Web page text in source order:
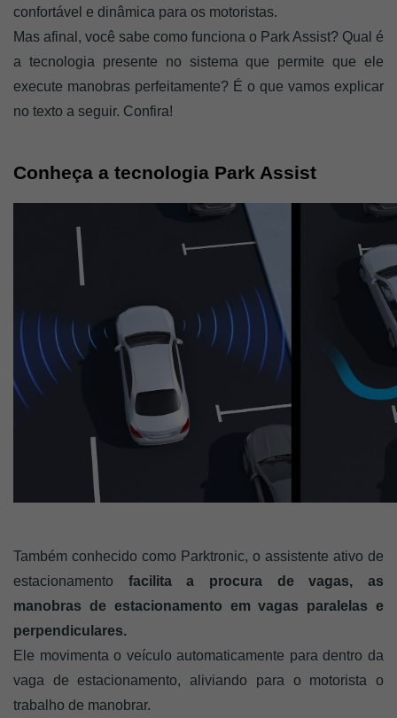
confortável e dinâmica para os motoristas.
Mas afinal, você sabe como funciona o Park Assist? Qual é
a tecnologia presente no sistema que permite que ele
execute manobras perfeitamente? É o que vamos explicar
no texto a seguir. Confira!
Conheça a tecnologia Park Assist
Também conhecido como Parktronic, o assistente ativo de
estacionamento facilita a procura de vagas, as
manobras de estacionamento em vagas paralelas e
perpendiculares.
Ele movimenta o veículo automaticamente para dentro da
vaga de estacionamento, aliviando para o motorista o
trabalho de manobrar.